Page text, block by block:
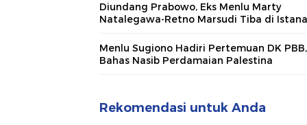
Diundang Prabowo, Eks Menlu Marty
Natalegawa-Retno Marsudi Tiba di Istana
Menlu Sugiono Hadiri Pertemuan DK PBB,
Bahas Nasib Perdamaian Palestina
Rekomendasi untuk Anda